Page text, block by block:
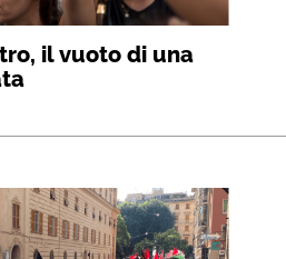
il vuoto di una